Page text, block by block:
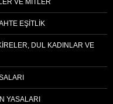
EŞITLIK
DUL KADINLAR VE
YASALARI